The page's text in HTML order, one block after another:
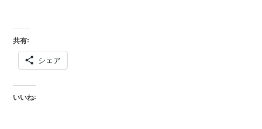
共有:
シェア
いいね: